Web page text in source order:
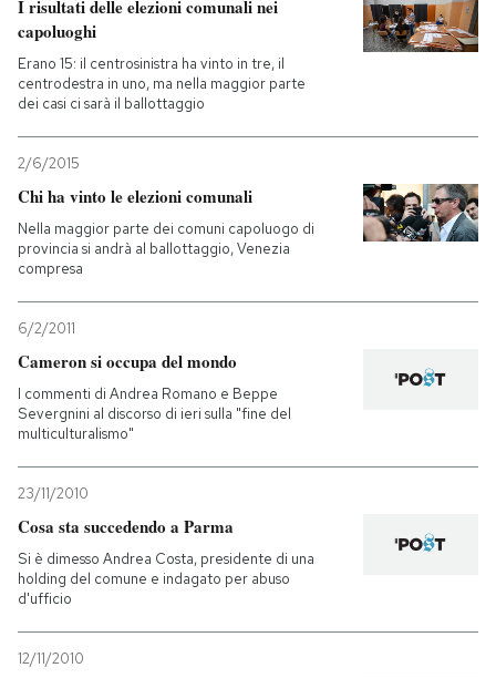
PODCAST
NEWSLETTER
I MIEI PREFERITI
SHOP
AREA PERSONALE
Entra
I risultati delle elezioni comunali nei
capoluoghi
Erano 15: il centrosinistra ha vinto in tre, il
centrodestra in uno, ma nella maggior parte
dei casi ci sarà il ballottaggio
2/6/2015
Chi ha vinto le elezioni comunali
Nella maggior parte dei comuni capoluogo di
provincia si andrà al ballottaggio, Venezia
compresa
6/2/2011
Cameron si occupa del mondo
I commenti di Andrea Romano e Beppe
Severgnini al discorso di ieri sulla "fine del
multiculturalismo"
23/11/2010
Cosa sta succedendo a Parma
Si è dimesso Andrea Costa, presidente di una
holding del comune e indagato per abuso
d'ufficio
12/11/2010